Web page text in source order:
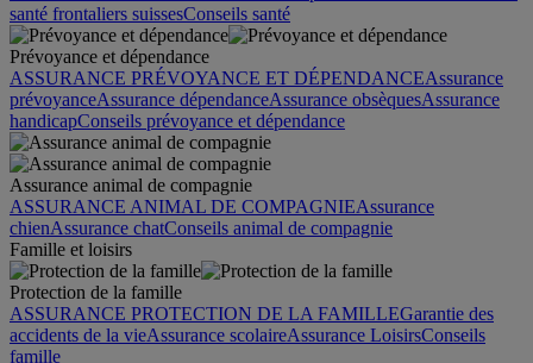
santé frontaliers suissesConseils santé
Prévoyance et dépendance
ASSURANCE PRÉVOYANCE ET DÉPENDANCEAssurance
prévoyanceAssurance dépendanceAssurance obsèquesAssurance
handicapConseils prévoyance et dépendance
Assurance animal de compagnie
ASSURANCE ANIMAL DE COMPAGNIEAssurance
chienAssurance chatConseils animal de compagnie
Famille et loisirs
Protection de la famille
ASSURANCE PROTECTION DE LA FAMILLEGarantie des
accidents de la vieAssurance scolaireAssurance LoisirsConseils
famille